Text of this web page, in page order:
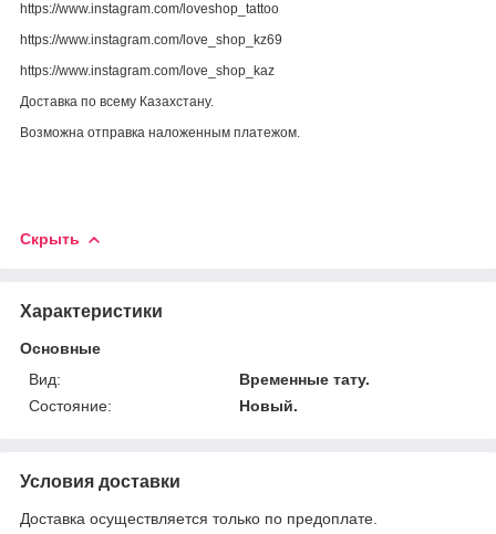
https://www.instagram.com/loveshop_tattoo
https://www.instagram.com/love_shop_kz69
https://www.instagram.com/love_shop_kaz
Доставка по всему Казахстану.
Возможна отправка наложенным платежом.
Скрыть
Характеристики
Основные
Вид:
Временные тату.
Состояние:
Новый.
Условия доставки
Доставка осуществляется только по предоплате.